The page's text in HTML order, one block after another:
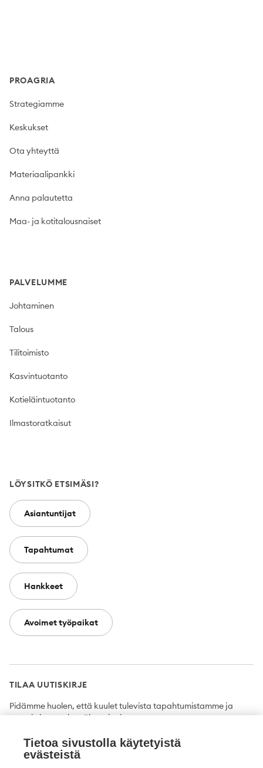
PROAGRIA
Strategiamme
Keskukset
Ota yhteyttä
Materiaalipankki
Anna palautetta
Maa- ja kotitalousnaiset
PALVELUMME
Johtaminen
Talous
Tilitoimisto
Kasvintuotanto
Kotieläintuotanto
Ilmastoratkaisut
LÖYSITKÖ ETSIMÄSI?
Asiantuntijat
Tapahtumat
Hankkeet
Avoimet työpaikat
TILAA UUTISKIRJE
Pidämme huolen, että kuulet tulevista tapahtumistamme ja
uutuuksista ensimmäisten joukossa.
Tilaa
Tietoa sivustolla käytetyistä
evästeistä